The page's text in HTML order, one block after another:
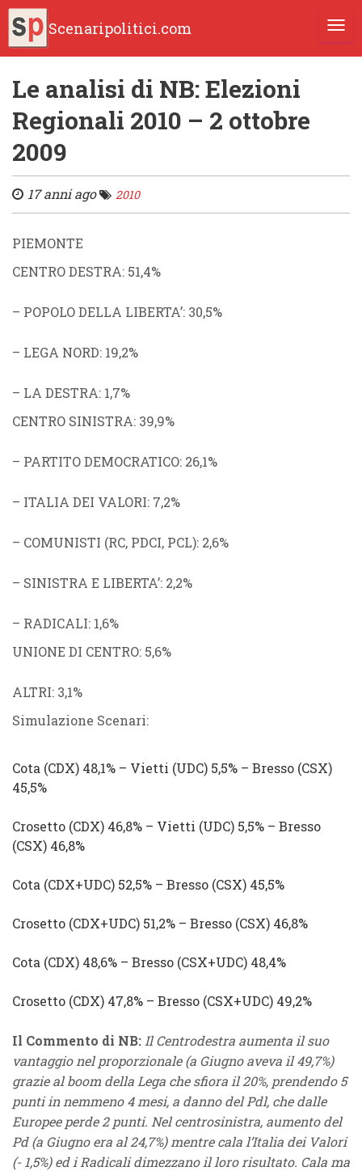
Scenaripolitici.com
Le analisi di NB: Elezioni
Regionali 2010 – 2 ottobre
2009
17 anni ago 2010
PIEMONTE
CENTRO DESTRA: 51,4%
– POPOLO DELLA LIBERTA’: 30,5%
– LEGA NORD: 19,2%
– LA DESTRA: 1,7%
CENTRO SINISTRA: 39,9%
– PARTITO DEMOCRATICO: 26,1%
– ITALIA DEI VALORI: 7,2%
– COMUNISTI (RC, PDCI, PCL): 2,6%
– SINISTRA E LIBERTA’: 2,2%
– RADICALI: 1,6%
UNIONE DI CENTRO: 5,6%
ALTRI: 3,1%
Simulazione Scenari:
Cota (CDX) 48,1% – Vietti (UDC) 5,5% – Bresso (CSX)
45,5%
Crosetto (CDX) 46,8% – Vietti (UDC) 5,5% – Bresso
(CSX) 46,8%
Cota (CDX+UDC) 52,5% – Bresso (CSX) 45,5%
Crosetto (CDX+UDC) 51,2% – Bresso (CSX) 46,8%
Cota (CDX) 48,6% – Bresso (CSX+UDC) 48,4%
Crosetto (CDX) 47,8% – Bresso (CSX+UDC) 49,2%
Il Commento di NB: Il Centrodestra aumenta il suo
vantaggio nel proporzionale (a Giugno aveva il 49,7%)
grazie al boom della Lega che sfiora il 20%, prendendo 5
punti in nemmeno 4 mesi, a danno del Pdl, che dalle
Europee perde 2 punti. Nel centrosinistra, aumento del
Pd (a Giugno era al 24,7%) mentre cala l’Italia dei Valori
(- 1,5%) ed i Radicali dimezzano il loro risultato. Cala ma